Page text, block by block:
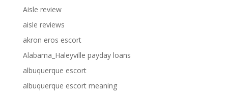
Aisle review
aisle reviews
akron eros escort
Alabama_Haleyville payday loans
albuquerque escort
albuquerque escort meaning